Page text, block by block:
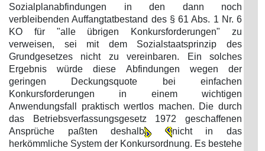
Sozialplanabfindungen in den dann noch
verbleibenden Auffangtatbestand des § 61 Abs. 1 Nr. 6
KO für "alle übrigen Konkursforderungen" zu
verweisen, sei mit dem Sozialstaatsprinzip des
Grundgesetzes nicht zu vereinbaren. Ein solches
Ergebnis würde diese Abfindungen wegen der
geringen Deckungsquote bei einfachen
Konkursforderungen in einem wichtigen
Anwendungsfall praktisch wertlos machen. Die durch
das Betriebsverfassungsgesetz 1972 geschaffenen
Ansprüche paßten deshalb
nicht in das
herkömmliche System der Konkursordnung. Es bestehe